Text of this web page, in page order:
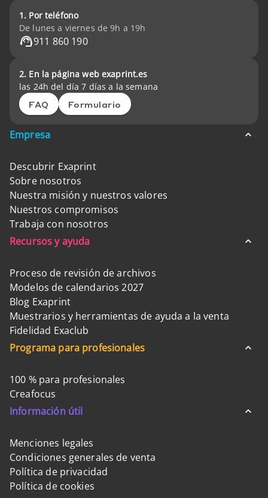
1. Por teléfono
De lunes a viernes de 9h a 19h
911 860 190
2. En la página web exaprint.es
las 24h del día 7 días a la semana
FAQ Formulario
Empresa
Descubrir Exaprint
Sobre nosotros
Nuestra misión y nuestros valores
Nuestros compromisos
Trabaja con nosotros
Recursos y ayuda
Proceso de revisión de archivos
Modelos de calendarios 2027
Blog Exaprint
Muestrarios y herramientas de ayuda a la venta
Fidelidad Exaclub
Programa para profesionales
100 % para profesionales
Creafocus
Información útil
Menciones legales
Condiciones generales de venta
Política de privacidad
Política de cookies